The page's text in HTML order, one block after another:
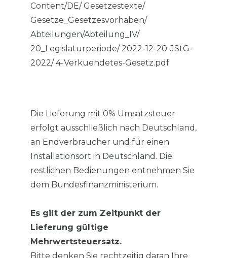
Content/DE/ Gesetzestexte/
Gesetze_Gesetzesvorhaben/
Abteilungen/Abteilung_IV/
20_Legislaturperiode/ 2022-12-20-JStG-
2022/ 4-Verkuendetes-Gesetz.pdf
Die Lieferung mit 0% Umsatzsteuer
erfolgt ausschließlich nach Deutschland,
an Endverbraucher und für einen
Installationsort in Deutschland. Die
restlichen Bedienungen entnehmen Sie
dem Bundesfinanzministerium.
Es gilt der zum Zeitpunkt der
Lieferung gültige
Mehrwertsteuersatz.
Bitte denken Sie rechtzeitig daran Ihre